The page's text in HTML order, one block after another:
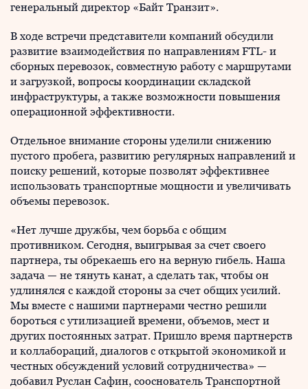
генеральный директор «Байт Транзит».
В ходе встречи представители компаний обсудили
развитие взаимодействия по направлениям FTL- и
сборных перевозок, совместную работу с маршрутами
и загрузкой, вопросы координации складской
инфраструктуры, а также возможности повышения
операционной эффективности.
Отдельное внимание стороны уделили снижению
пустого пробега, развитию регулярных направлений и
поиску решений, которые позволят эффективнее
использовать транспортные мощности и увеличивать
объемы перевозок.
«Нет лучше дружбы, чем борьба с общим
противником. Сегодня, выигрывая за счет своего
партнера, ты обрекаешь его на верную гибель. Наша
задача — не тянуть канат, а сделать так, чтобы он
удлинялся с каждой стороны за счет общих усилий.
Мы вместе с нашими партнерами честно решили
бороться с утилизацией времени, объемов, мест и
других постоянных затрат. Пришло время партнерств
и коллабораций, диалогов с открытой экономикой и
честных обсуждений условий сотрудничества» —
добавил Руслан Сафин, сооснователь Транспортной